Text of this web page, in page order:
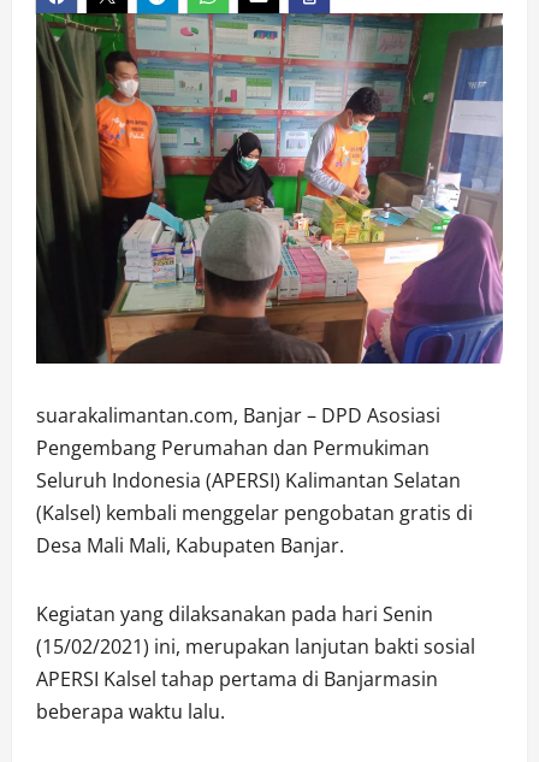
suarakalimantan.com, Banjar – DPD Asosiasi
Pengembang Perumahan dan Permukiman
Seluruh Indonesia (APERSI) Kalimantan Selatan
(Kalsel) kembali menggelar pengobatan gratis di
Desa Mali Mali, Kabupaten Banjar.
Kegiatan yang dilaksanakan pada hari Senin
(15/02/2021) ini, merupakan lanjutan bakti sosial
APERSI Kalsel tahap pertama di Banjarmasin
beberapa waktu lalu.